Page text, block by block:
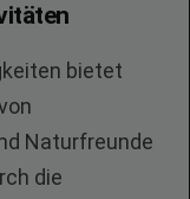
bietet
Naturfreunde
die